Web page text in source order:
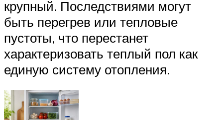
крупный. Последствиями могут
быть перегрев или тепловые
пустоты, что перестанет
характеризовать теплый пол как
единую систему отопления.